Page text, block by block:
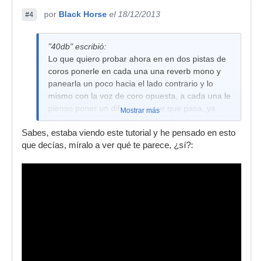
#4 por Black Horse el 18/12/2013
"40db" escribió:
Lo que quiero probar ahora en en dos pistas de
coros ponerle en cada una una reverb mono y
panearla un poco hacia el lado contrario y lo
mismo con la voz de coro opuesta, a cada una le
pienso poner un diferente a ver que pasa, ya
comento, si lo que estoy pensando hacer es una
gilipollez responder rapidamente para evitar
hacer el gilipollas,gracias"!
Mostrar más
Sabes, estaba viendo este tutorial y he pensado en esto
que decías, míralo a ver qué te parece, ¿sí?: